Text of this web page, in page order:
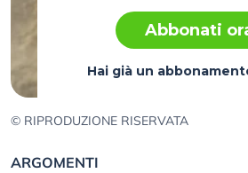
Abbonati
Hai già un
© RIPRODUZIONE RISERVATA
ARGOMENTI